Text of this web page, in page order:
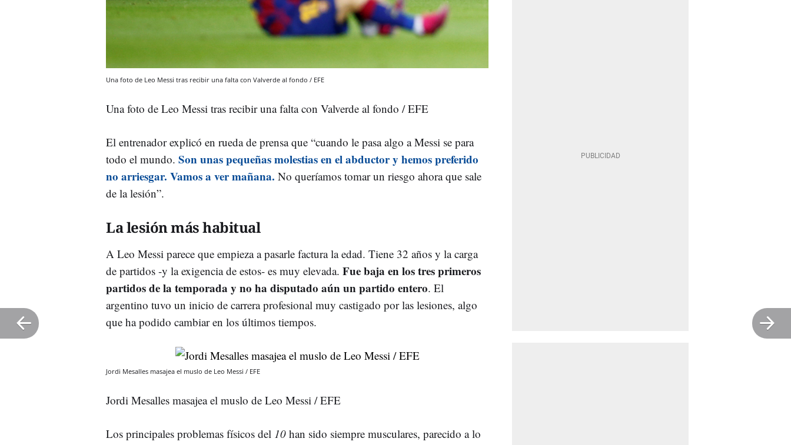
Una foto de Leo Messi tras recibir una falta con Valverde al fondo / EFE
Una foto de Leo Messi tras recibir una falta con Valverde al fondo / EFE
El entrenador explicó en rueda de prensa que “cuando le pasa algo a Messi se para
todo el mundo. Son unas pequeñas molestias en el abductor y hemos preferido
no arriesgar. Vamos a ver mañana. No queríamos tomar un riesgo ahora que sale
de la lesión”.
La lesión más habitual
A Leo Messi parece que empieza a pasarle factura la edad. Tiene 32 años y la carga
de partidos -y la exigencia de estos- es muy elevada. Fue baja en los tres primeros
partidos de la temporada y no ha disputado aún un partido entero. El
argentino tuvo un inicio de carrera profesional muy castigado por las lesiones, algo
que ha podido cambiar en los últimos tiempos.
Jordi Mesalles masajea el muslo de Leo Messi / EFE
Jordi Mesalles masajea el muslo de Leo Messi / EFE
Los principales problemas físicos del 10 han sido siempre musculares, parecido a lo